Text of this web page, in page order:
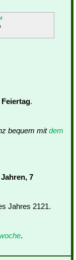
.
bequem mitdem
Jahren, 7
Jahres 2121.
.